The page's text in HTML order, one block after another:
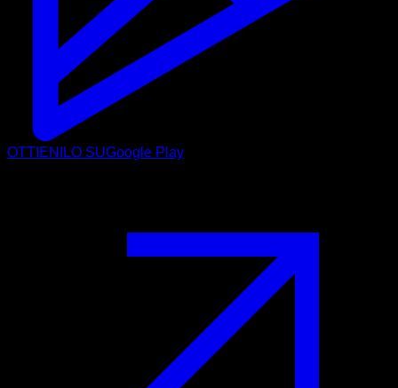
OTTIENILO SUGoogle Play